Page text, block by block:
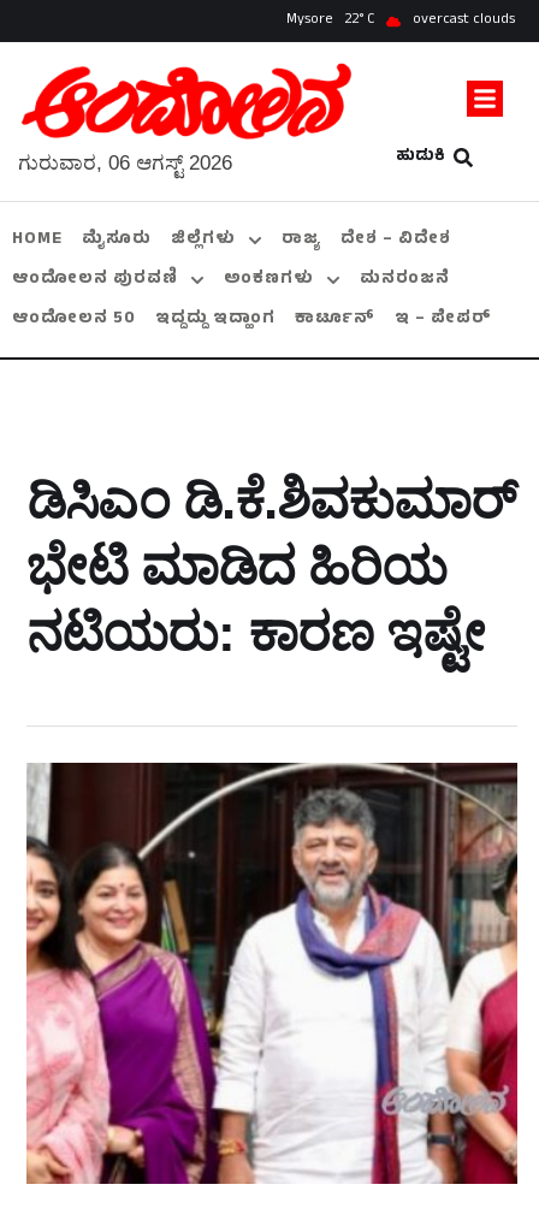
Mysore 22 overcast clouds
ಹುಡುಕಿ
ಗುರುವಾರ, 06 ಆಗಸ್ಟ್ 2026
HOME ಮೈಸೂರು ಜಿಲ್ಲೆಗಳು ರಾಜ್ಯ
ದೇಶ – ವಿದೇಶ
ಆಂದೋಲನ ಪುರವಣಿ
ಅಂಕಣಗಳು
ಮನರಂಜನೆ
ಆಂದೋಲನ 50
ಇದ್ದದ್ದು ಇದ್ಹಾಂಗ ಕಾರ್ಟೂನ್ ಇ – ಪೇಪರ್
ಡಿಸಿಎಂ ಡಿ.ಕೆ.ಶಿವಕುಮಾರ್‌
ಭೇಟಿ ಮಾಡಿದ ಹಿರಿಯ
ನಟಿಯರು: ಕಾರಣ ಇಷ್ಟೇ